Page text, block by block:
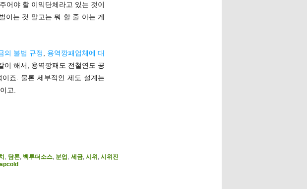
어야 할 이익단체라고 있는 것이
이는 것 말고는 뭐 할 줄 아는 게
의 불법 규정
용역깡패업체에 대
이 해서, 용역깡패도 전철연도 공
죠. 물론 세부적인 제도 설계는
고.
담론, 백투더소스 ,분업 세금, 시위 ,시위진
.